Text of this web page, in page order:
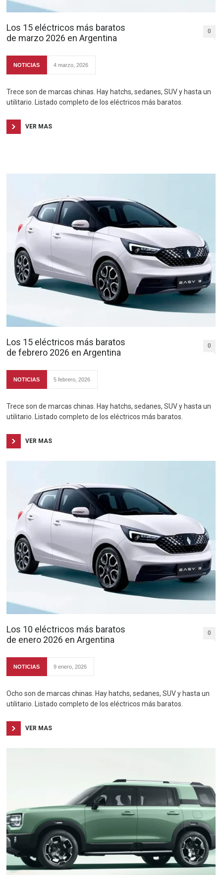
Los 15 eléctricos más baratos
de marzo 2026 en Argentina
0
NOTICIAS 4 marzo, 2026
Trece son de marcas chinas. Hay hatchs, sedanes, SUV y hasta un
utilitario. Listado completo de los eléctricos más baratos.
VER MAS
Los 15 eléctricos más baratos
de febrero 2026 en Argentina
0
NOTICIAS 5 febrero, 2026
Trece son de marcas chinas. Hay hatchs, sedanes, SUV y hasta un
utilitario. Listado completo de los eléctricos más baratos.
VER MAS
Los 10 eléctricos más baratos
de enero 2026 en Argentina
0
NOTICIAS 9 enero, 2026
Ocho son de marcas chinas. Hay hatchs, sedanes, SUV y hasta un
utilitario. Listado completo de los eléctricos más baratos.
VER MAS